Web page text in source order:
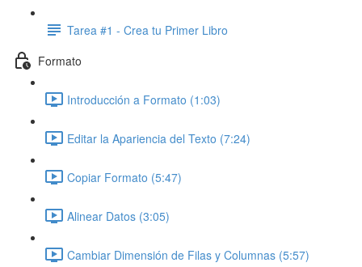
Tarea #1 - Crea tu Primer Libro
Formato
Introducción a Formato (1:03)
Editar la Apariencia del Texto (7:24)
Copiar Formato (5:47)
Alinear Datos (3:05)
Cambiar Dimensión de Filas y Columnas (5:57)